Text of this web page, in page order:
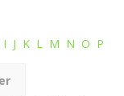
I J K L M N O P